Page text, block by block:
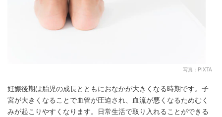
写真：PIXTA
妊娠後期は胎児の成長とともにおなかが大きくなる時期です。子
宮が大きくなることで血管が圧迫され、血流が悪くなるためむく
みが起こりやすくなります。日常生活で取り入れることができる